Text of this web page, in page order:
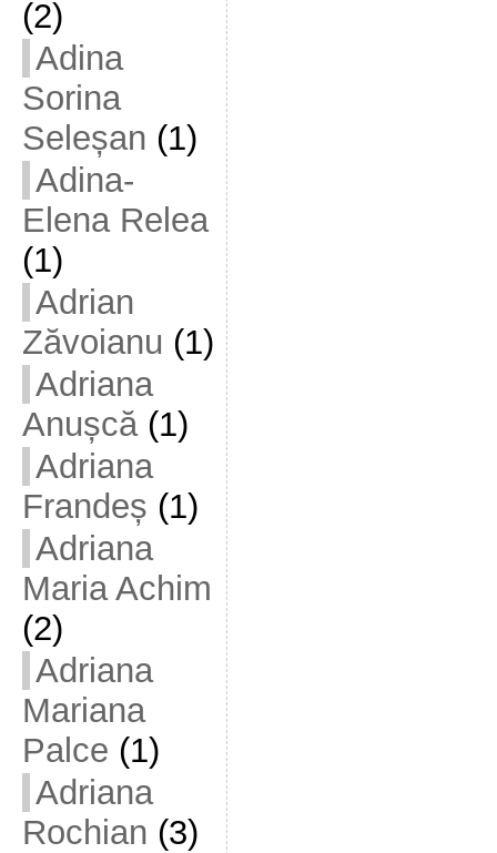
(2)
Adina
Sorina
Seleșan (1)
Adina-
Elena Relea
(1)
Adrian
Zăvoianu (1)
Adriana
Anușcă(1)
Adriana
Frandeș (1)
Adriana
Maria Achim
(2)
Adriana
Mariana
Palce (1)
Adriana
Rochian (3)